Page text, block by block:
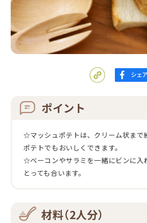
ポイント
☆マッシュポテトは、クリーム状まで
ポテトでもおいしくできます。
☆ベーコンやサラミを一緒にビンに入
とっても合います。
材料（2人分）